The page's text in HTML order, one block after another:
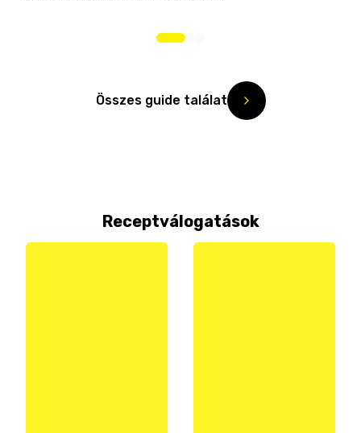
Összes guide találat
Receptválogatások